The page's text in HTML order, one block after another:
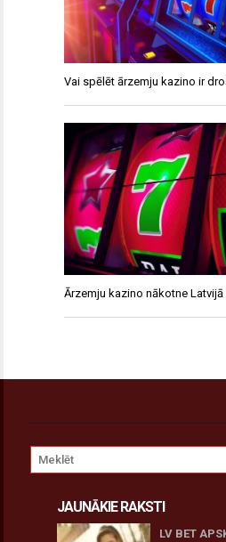
Vai spēlēt ārzemju kazino ir
Ārzemju kazino nākotne Latvijā
JAUNĀKIE RAKSTI
LV BET